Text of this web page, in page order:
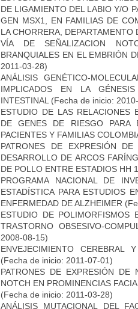
DE LIGAMIENTO DEL LABIO Y/O
GEN MSX1, EN FAMILIAS DE
LA CHORRERA,
VÍA DE SEÑALIZACION
BRANQUIALES EN EL EMBRIÓN
2011-03-28)
ANÁLISIS GENÉTICO-
IMPLICADOS EN LA
INTESTINAL (Fecha de inicio:
ESTUDIO DE LAS RELACIONES
DE GENES DE RIESGO PARA
PACIENTES Y FAMILIAS
PATRONES DE EXPRESIÓN
DESARROLLO DE ARCOS
DE POLLO ENTRE ESTADIOS HH
PROGRAMA NACIONAL DE
ESTADÍSTICA PARA ESTUDIOS
ENFERMEDAD DE ALZHEIMER
ESTUDIO DE POLIMORFISMOS
TRASTORNO OBSESIVO-
2008-08-15)
ENVEJECIMIENTO CEREBRAL
(Fecha de inicio: 2011-07-01)
PATRONES DE EXPRESIÓN
NOTCH EN PROMINENCIAS
(Fecha de inicio: 2011-03-28)
ANÁLISIS MUTACIONAL DEL